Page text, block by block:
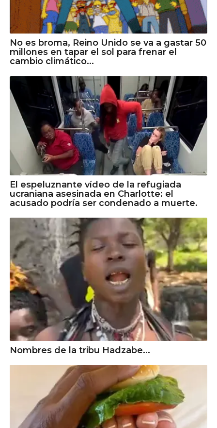
No es broma, Reino Unido se va a gastar 50
millones en tapar el sol para frenar el
cambio climático...
El espeluznante vídeo de la refugiada
ucraniana asesinada en Charlotte: el
acusado podría ser condenado a muerte.
Nombres de la tribu Hadzabe...